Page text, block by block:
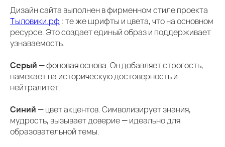
Дизайн сайта выполнен в фирменном стиле проекта
Тыловики.рф : те же шрифты и цвета, что на основном
ресурсе. Это создает единый образ и поддерживает
узнаваемость.
Серый — фоновая основа. Он добавляет строгость,
намекает на историческую достоверность и
нейтралитет.
Синий — цвет акцентов. Символизирует знания,
мудрость, вызывает доверие — идеально для
образовательной темы.